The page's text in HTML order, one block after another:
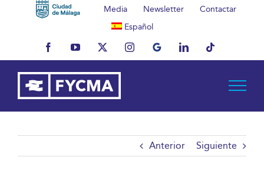
Media Newsletter
Contactar
Español
FacebookYouTubeX InstagramMyBusinessLinkedInTiktok
Anterior Siguiente